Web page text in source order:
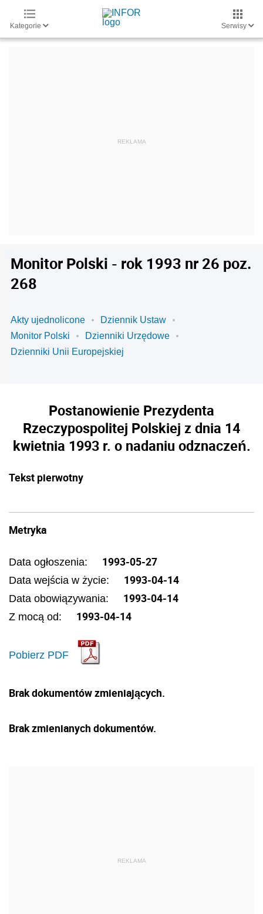
Kategorie Serwisy
Monitor Polski - rok 1993 nr 26 poz.
268
Akty ujednolicone
Dziennik Ustaw
Monitor Polski
Dzienniki Urzędowe
Dzienniki Unii Europejskiej
Postanowienie Prezydenta
Rzeczypospolitej Polskiej z dnia 14
kwietnia 1993 r. o nadaniu odznaczeń.
Tekst pierwotny
Metryka
Data ogłoszenia: 1993-05-27
Data wejścia w życie: 1993-04-14
Data obowiązywania: 1993-04-14
Z mocą od: 1993-04-14
Pobierz PDF
Brak dokumentów zmieniających.
Brak zmienianych dokumentów.